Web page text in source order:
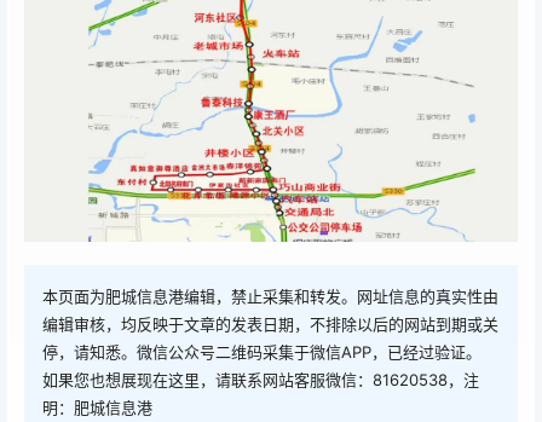
本页面为肥城信息港编辑，禁止采集和转发。网址信息的真实性由
编辑审核，均反映于文章的发表日期，不排除以后的网站到期或关
停，请知悉。微信公众号二维码采集于微信APP，已经过验证。
如果您也想展现在这里，请联系网站客服微信：81620538，注
明：肥城信息港